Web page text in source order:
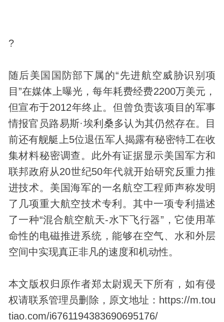
?
随后美国国防部下属的“先进航空威胁识别项
目”在媒体上曝光，每年耗费经费2200万美元，
但宣布于2012年终止。但曾负责该项目的军事
情报官员路易斯·埃利桑多认为其仍然存在。目
前还有舰艇上5位退伍军人揭露有秘密特工在收
集材料秘密调查。此外有证据显示美国军方和
联邦政府从20世纪50年代就开始研究反重力推
进技术。美国海军的一名航空工程师声称发明
了几项重大航空技术专利。其中一项专利描述
了一种“混合航空航天-水下飞行器”，它使用革
命性的电磁推进系统，能够在空气、水和外层
空间中实现真正非凡的速度和机动性。
本文版权归原作者郑太尉观天下所有，如有侵
权请联系管理员删除，原文地址：https://m.tou
tiao.com/i6761194383690695176/